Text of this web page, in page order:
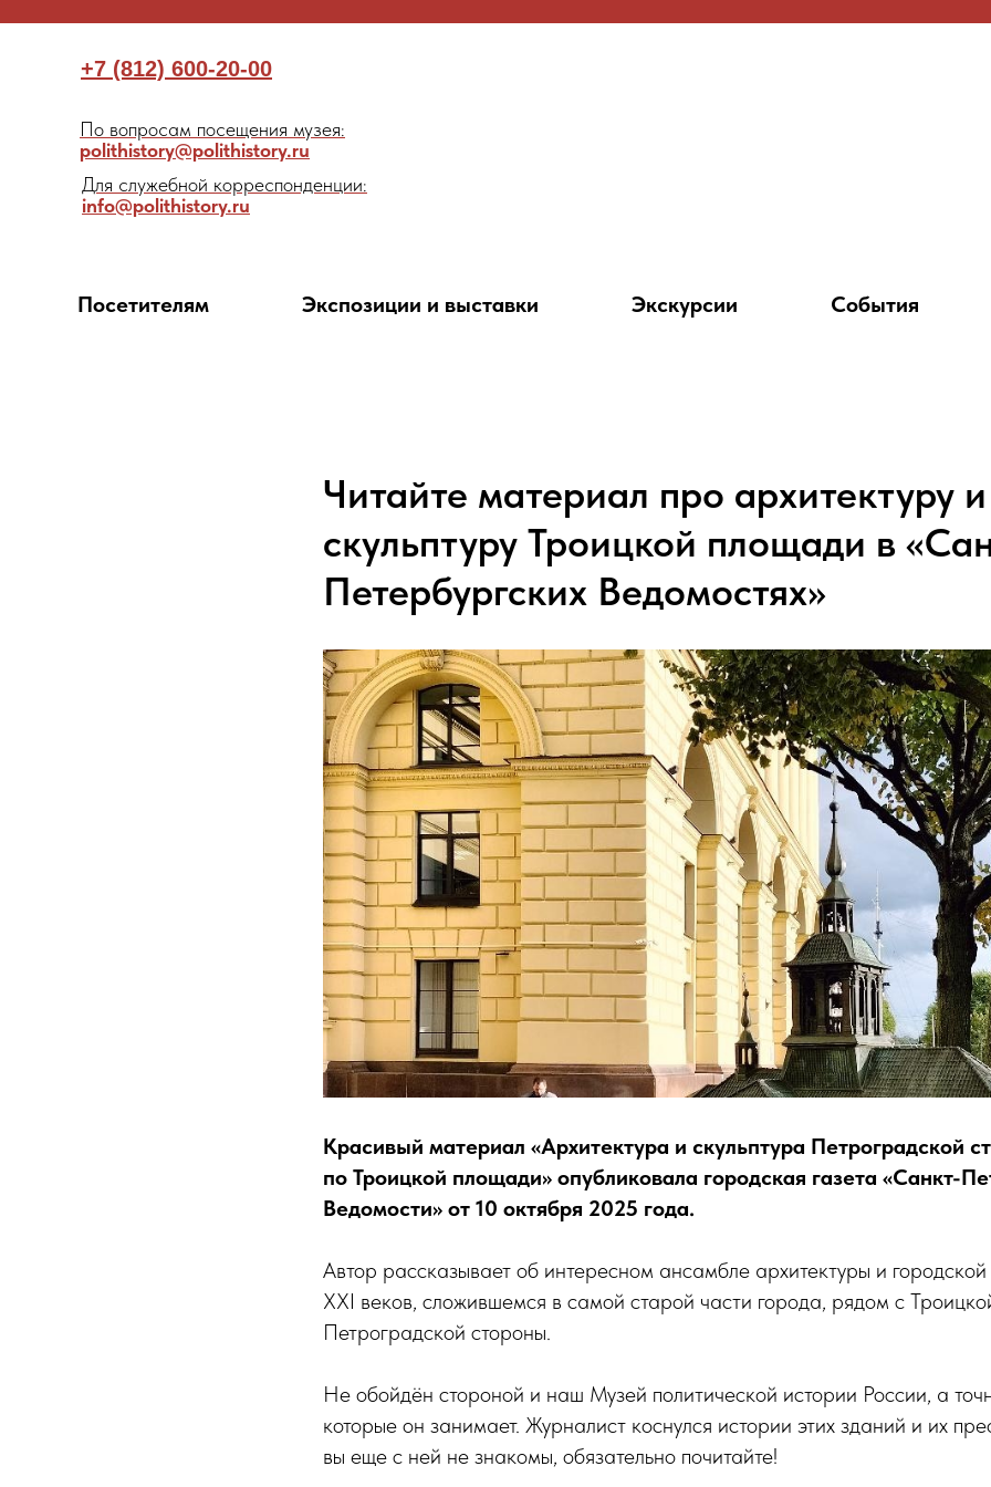
+7 (812) 600-20-00
По вопросам посещения музея:
polithistory@polithistory.ru
Для служебной корреспонденции:
info@polithistory.ru
Посетителям Экспозиции и выставки Экскурсии События
Читайте материал про архитектуру и
скульптуру Троицкой площади в
Петербургских Ведомостях»
Красивый материал «Архитектура и скульптура Петроградской
по Троицкой площади» опубликовала городская газета «Санкт-
Ведомости» от 10 октября 2025 года.
Автор рассказывает об интересном ансамбле архитектуры и
XXI веков, сложившемся в самой старой части города, рядом с
Петроградской стороны.
Не обойдён стороной и наш Музей политической истории России, а
которые он занимает. Журналист коснулся истории этих зданий и их
вы еще с ней не знакомы, обязательно почитайте!